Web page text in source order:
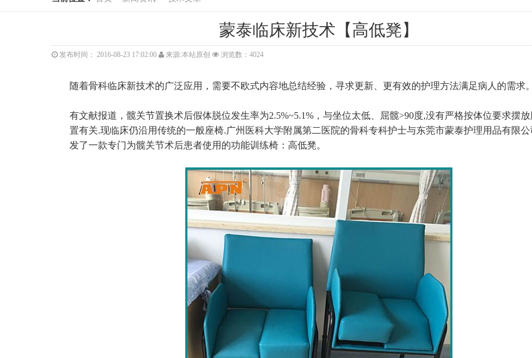
蒙泰临床新技术【高低凳】
发布时间： 2016-08-23 17:02:00 来源:本站原创 浏览数：4024
随着骨科临床新技术的广泛应用，需要不欧式内容地总结经验，寻求更新、更有效的护理方法满足病人的需求
有文献报道，髋关节置换术后假体脱位发生率为2.5%~5.1%，与坐位太低、屈髋>90度,没有严格按体位要求摆
置有关.现临床仍沿用传统的一般座椅.广州医科大学附属第二医院的骨科专科护士与东莞市蒙泰护理用品有限公
发了一款专门为髋关节术后患者使用的功能训练椅： 高低凳。